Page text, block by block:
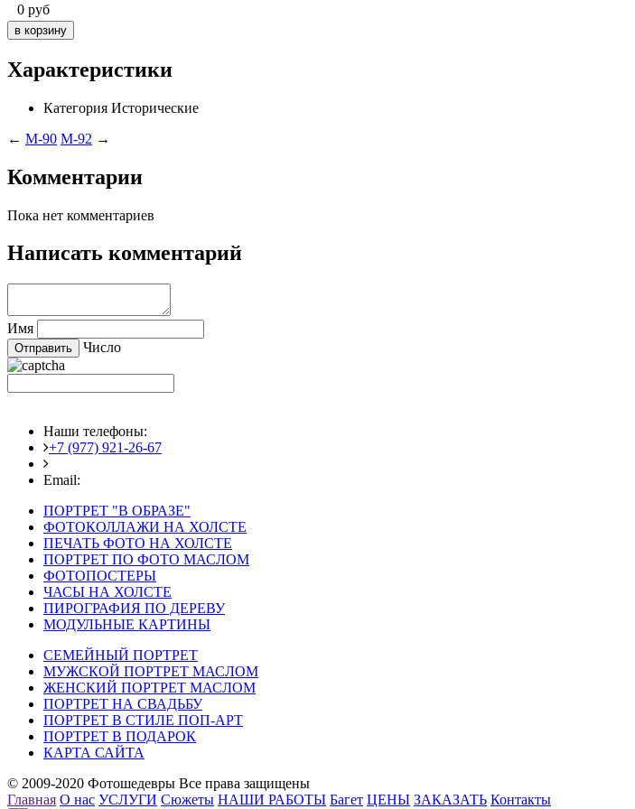
0 руб
Характеристики
Категория Исторические
← M-90 M-92 →
Комментарии
Пока нет комментариев
Написать комментарий
Имя
Число
Наши телефоны:
+7 (977) 921-26-67
Email:
ПОРТРЕТ "В ОБРАЗЕ"
ФОТОКОЛЛАЖИ НА ХОЛСТЕ
ПЕЧАТЬ ФОТО НА ХОЛСТЕ
ПОРТРЕТ ПО ФОТО МАСЛОМ
ФОТОПОСТЕРЫ
ЧАСЫ НА ХОЛСТЕ
ПИРОГРАФИЯ ПО ДЕРЕВУ
МОДУЛЬНЫЕ КАРТИНЫ
СЕМЕЙНЫЙ ПОРТРЕТ
МУЖСКОЙ ПОРТРЕТ МАСЛОМ
ЖЕНСКИЙ ПОРТРЕТ МАСЛОМ
ПОРТРЕТ НА СВАДЬБУ
ПОРТРЕТ В СТИЛЕ ПОП-АРТ
ПОРТРЕТ В ПОДАРОК
КАРТА САЙТА
© 2009-2020 Фотошедевры Все права защищены
Главная О нас УСЛУГИ Сюжеты НАШИ РАБОТЫ Багет ЦЕНЫ ЗАКАЗАТЬ Контакты